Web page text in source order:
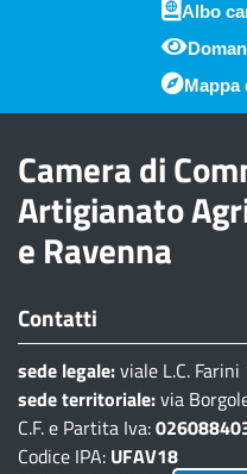
Piè di
Albo
Mappa
Camera di
Artigianato
e Ravenna
Contatti
sede legale:viale L.C.
sede territoriale:via
C.F. e Partita Iva:
Codice IPA: UFAV18